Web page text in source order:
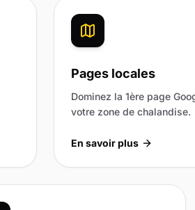
Pages locales
Dominez la 1ère page
votre zone de chalandise.
En savoir plus